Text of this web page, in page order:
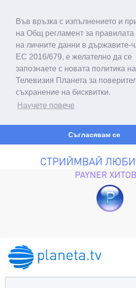
Във връзка с изпълнението и
на Общ регламент за правилата
на личните данни в държавите-
ЕС 2016/679, е желателно да се
запознаете с новата политика на
Телевизия Планета за
съхранение на бисквитки.
Научете повече
Съгласявам се